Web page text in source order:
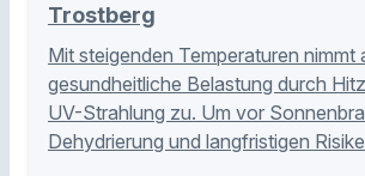
Trostberg
Mit steigenden Temperaturen nimmt
gesundheitliche Belastung durch
UV-Strahlung zu. Um vor
Dehydrierung und langfristigen